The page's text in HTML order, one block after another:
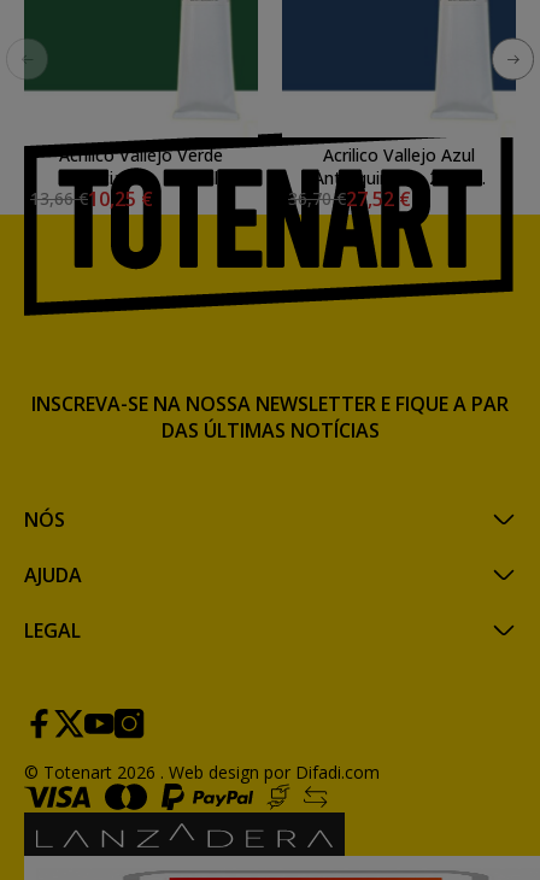
Acrilico Vallejo Verde
Ftalocianina, 200 ml.
13,66 €10,25 €
Acrilico Vallejo Azul
Antraquinona, 200 ml.
36,70 €27,52 €
NÓS
AJUDA
LEGAL
INSCREVA-SE NA NOSSA NEWSLETTER E FIQUE A PAR
DAS ÚLTIMAS NOTÍCIAS
© Totenart 2026 . Web design por Difadi.com